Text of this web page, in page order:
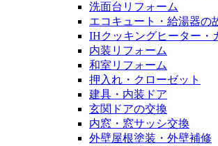
洗面台リフォーム
エコキュート・給湯器の
IHクッキングヒーター・
内装リフォーム
和室リフォーム
押入れ・クローゼット
建具・内装ドア
玄関ドアの交換
内窓・窓サッシ交換
外壁屋根塗装・外壁補修